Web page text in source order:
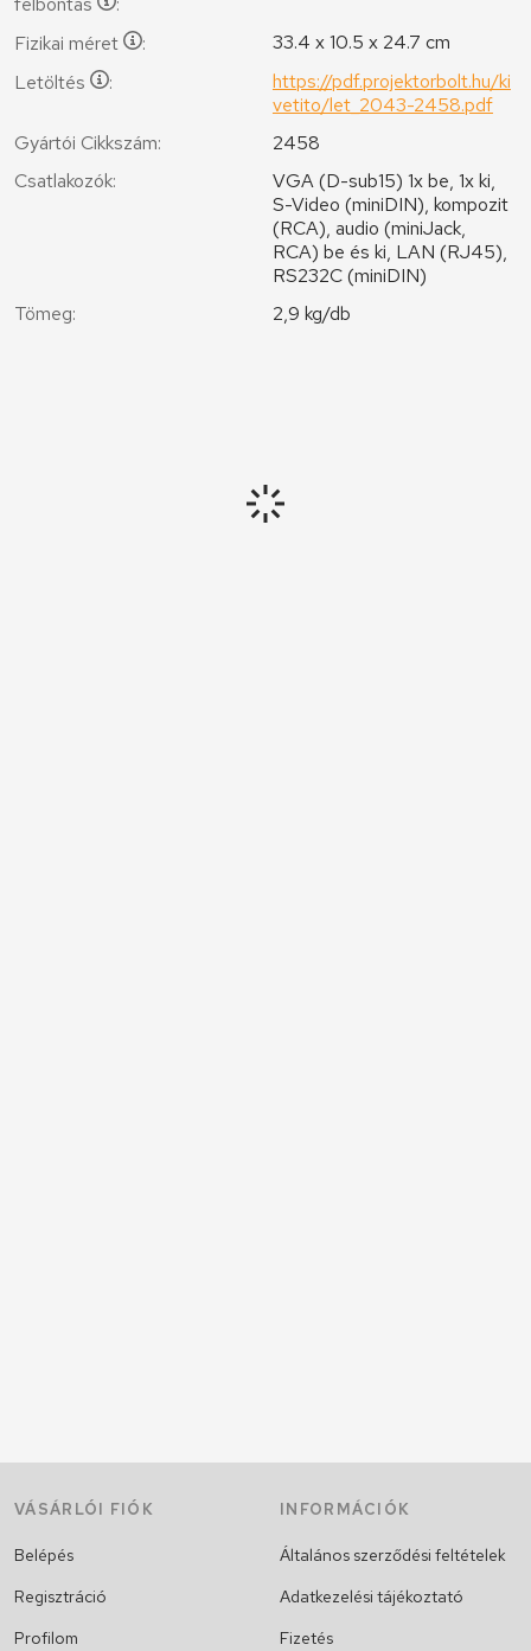
Fizikai méret
:
33.4 x 10.5 x 24.7 cm
Letöltés
:
https://pdf.projektorbolt.hu/ki
vetito/let_2043-2458.pdf
Gyártói Cikkszám:
2458
Csatlakozók:
VGA (D-sub15) 1x be, 1x ki,
S-Video (miniDIN), kompozit
(RCA), audio (miniJack,
RCA) be és ki, LAN (RJ45),
RS232C (miniDIN)
Tömeg:
2,9 kg/db
VÁSÁRLÓI FIÓK
Belépés
Regisztráció
Profilom
INFORMÁCIÓK
Általános szerződési feltételek
Adatkezelési tájékoztató
Fizetés